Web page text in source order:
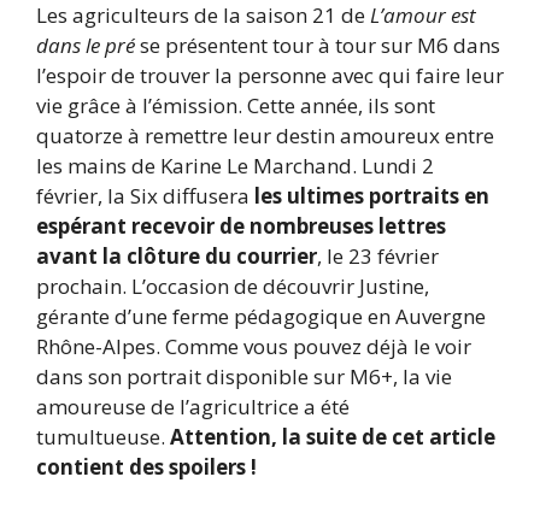
Les agriculteurs de la saison 21 deL’amour est
dans le prése présentent tour à tour sur M6 dans
l’espoir de trouver la personne avec qui faire leur
vie grâce à l’émission. Cette année, ils sont
quatorze à remettre leur destin amoureux entre
les mains de Karine Le Marchand. Lundi 2
février, la Six diffusera les ultimes portraits en
espérant recevoir de nombreuses lettres
avant la clôture du courrier, le 23 février
prochain. L’occasion de découvrir Justine,
gérante d’une ferme pédagogique en Auvergne
Rhône-Alpes. Comme vous pouvez déjà le voir
dans son portrait disponible sur M6+, la vie
amoureuse de l’agricultrice a été
tumultueuse. Attention, la suite de cet article
contient des spoilers !